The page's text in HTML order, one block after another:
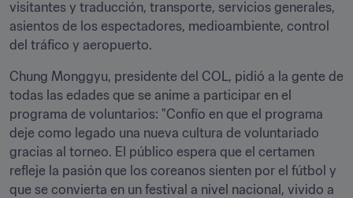
visitantes y traducción, transporte, servicios generales,
asientos de los espectadores, medioambiente, control
del tráfico y aeropuerto.
Chung Monggyu, presidente del COL, pidió a la gente de
todas las edades que se anime a participar en el
programa de voluntarios: "Confío en que el programa
deje como legado una nueva cultura de voluntariado
gracias al torneo. El público espera que el certamen
refleje la pasión que los coreanos sienten por el fútbol y
que se convierta en un festival a nivel nacional, vivido a